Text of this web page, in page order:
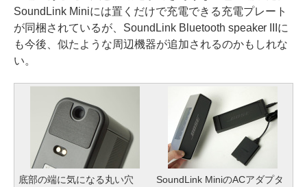
SoundLink Miniには置くだけで充電できる充電プレート
が同梱されているが、SoundLink Bluetooth speaker IIIに
も今後、似たような周辺機器が追加されるのかもしれな
い。
底部の端に気になる丸い穴
SoundLink MiniのACアダプタ